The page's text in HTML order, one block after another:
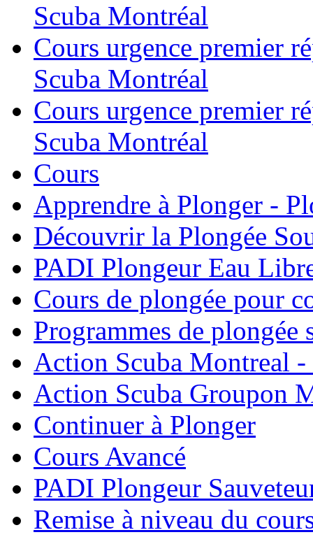
Scuba Montréal
Cours urgence premier
Scuba Montréal
Cours urgence premier
Scuba Montréal
Cours
Apprendre à Plonger -
Découvrir la Plongée
PADI Plongeur Eau
Cours de plongée pour
Programmes de plongée
Action Scuba Montreal
Action Scuba Groupon
Continuer à Plonger
Cours Avancé
PADI Plongeur
Remise à niveau du